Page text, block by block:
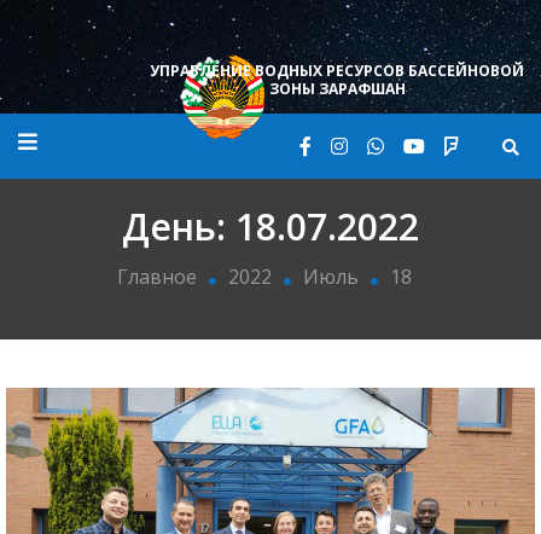
to
content
УПРАВЛЕНИЕ ВОДНЫХ РЕСУРСОВ БАССЕЙНОВОЙ
ЗОНЫ ЗАРАФШАН
День: 18.07.2022
Главное 2022 Июль 18